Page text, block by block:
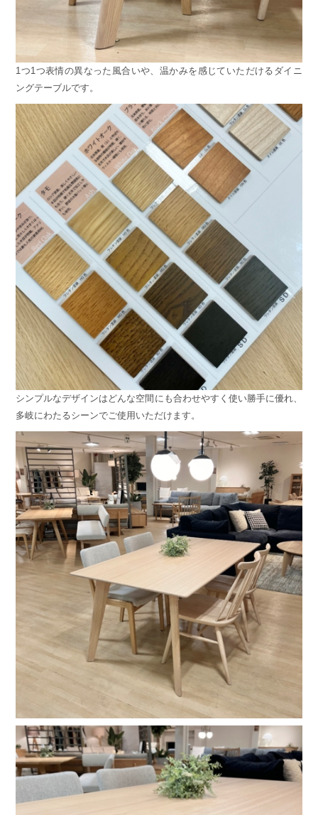
1つ1つ表情の異なった風合いや、温かみを感じていただけるダイニ
ングテーブルです。
シンプルなデザインはどんな空間にも合わせやすく使い勝手に優れ、
多岐にわたるシーンでご使用いただけます。